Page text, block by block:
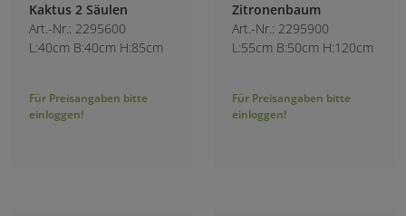
Kaktus 2 Säulen
Art.-Nr.: 2295600
L:40cm B:40cm H:85cm
Für Preisangaben bitte
einloggen!
Zitronenbaum
Art.-Nr.: 2295900
L:55cm B:50cm H:120cm
Für Preisangaben bitte
einloggen!